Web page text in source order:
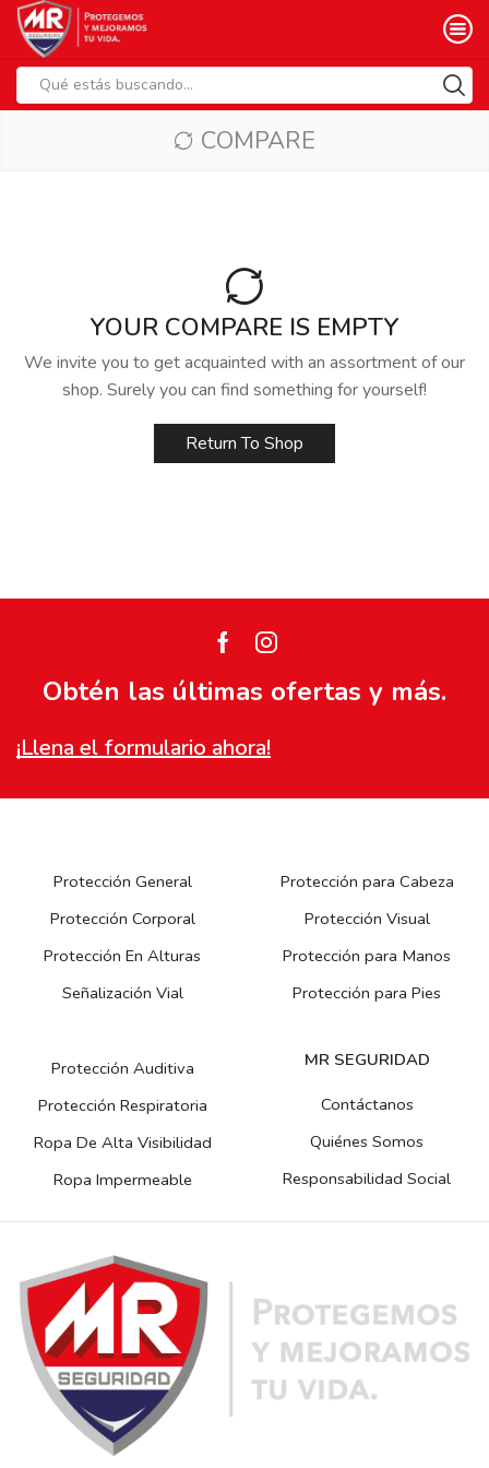
input
COMPARE
YOUR COMPARE IS EMPTY
We invite you to get acquainted with an assortment of our
shop. Surely you can find something for yourself!
Return To Shop
FacebookInstagram
Obtén las últimas ofertas y más.
¡Llena el formulario ahora!
Protección General
Protección Corporal
Protección En Alturas
Señalización Vial
Protección para Cabeza
Protección Visual
Protección para Manos
Protección para Pies
Protección Auditiva
Protección Respiratoria
Ropa De Alta Visibilidad
Ropa Impermeable
MR SEGURIDAD
Contáctanos
Quiénes Somos
Responsabilidad Social